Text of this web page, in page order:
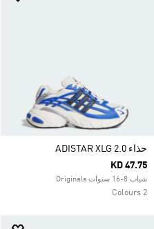
حذاء ADISTAR XLG 2.0
KD 47.75
شباب 8-16 سنوات Originals
2 Colours